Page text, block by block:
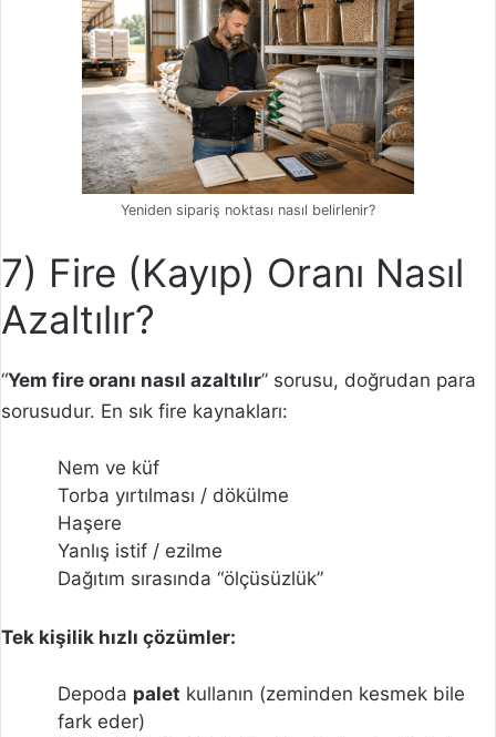
Yeniden sipariş noktası nasıl belirlenir?
7) Fire (Kayıp) Oranı Nasıl
Azaltılır?
“Yem fire oranı nasıl azaltılır” sorusu, doğrudan para
sorusudur. En sık fire kaynakları:
Nem ve küf
Torba yırtılması / dökülme
Haşere
Yanlış istif / ezilme
Dağıtım sırasında “ölçüsüzlük”
Tek kişilik hızlı çözümler:
Depoda palet kullanın (zeminden kesmek bile
fark eder)